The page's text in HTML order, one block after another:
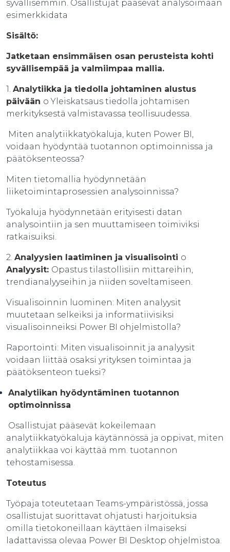
syvällisemmin. Osallistujat pääsevät analysoimaan
esimerkkidata
Sisältö:
Jatketaan ensimmäisen osan perusteista kohti
syvällisempää ja valmiimpaa mallia.
1. Analytiikka ja tiedolla johtaminen alustus
päivään o Yleiskatsaus tiedolla johtamisen
merkityksestä valmistavassa teollisuudessa.
Miten analytiikkatyökaluja, kuten Power BI,
voidaan hyödyntää tuotannon optimoinnissa ja
päätöksenteossa?
Miten tietomallia hyödynnetään
liiketoimintaprosessien analysoinnissa?
Työkaluja hyödynnetään erityisesti datan
analysointiin ja sen muuttamiseen toimiviksi
ratkaisuiksi.
2. Analyysien laatiminen ja visualisointi o
Analyysit: Opastus tilastollisiin mittareihin,
trendianalyyseihin ja niiden soveltamiseen.
Visualisoinnin luominen: Miten analyysit
muutetaan selkeiksi ja informatiivisiksi
visualisoinneiksi Power BI ohjelmistolla?
Raportointi: Miten visualisoinnit ja analyysit
voidaan liittää osaksi yrityksen toimintaa ja
päätöksenteon tueksi?
Analytiikan hyödyntäminen tuotannon
optimoinnissa
Osallistujat pääsevät kokeilemaan
analytiikkatyökaluja käytännössä ja oppivat, miten
analytiikkaa voi käyttää mm. tuotannon
tehostamisessa.
Toteutus
Työpaja toteutetaan Teams-ympäristössä, jossa
osallistujat suorittavat ohjatusti harjoituksia
omilla tietokoneillaan käyttäen ilmaiseksi
ladattavissa olevaa Power BI Desktop ohjelmistoa.